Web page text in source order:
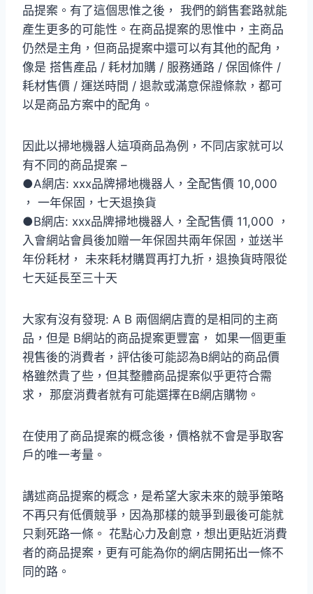
品提案。有了這個思惟之後， 我們的銷售套路就能
產生更多的可能性。在商品提案的思惟中，主商品
仍然是主角，但商品提案中還可以有其他的配角，
像是 搭售產品 / 耗材加購 / 服務通路 / 保固條件 /
耗材售價 / 運送時間 / 退款或滿意保證條款，都可
以是商品方案中的配角。
因此以掃地機器人這項商品為例，不同店家就可以
有不同的商品提案 –
●A網店: xxx品牌掃地機器人，全配售價 10,000
， 一年保固，七天退換貨
●B網店: xxx品牌掃地機器人，全配售價 11,000 ，
入會網站會員後加贈一年保固共兩年保固，並送半
年份耗材， 未來耗材購買再打九折，退換貨時限從
七天延長至三十天
大家有沒有發現: A B 兩個網店賣的是相同的主商
品，但是 B網站的商品提案更豐富， 如果一個更重
視售後的消費者，評估後可能認為B網站的商品價
格雖然貴了些，但其整體商品提案似乎更符合需
求， 那麼消費者就有可能選擇在B網店購物。
在使用了商品提案的概念後，價格就不會是爭取客
戶的唯一考量。
講述商品提案的概念，是希望大家未來的競爭策略
不再只有低價競爭，因為那樣的競爭到最後可能就
只剩死路一條。 花點心力及創意，想出更貼近消費
者的商品提案，更有可能為你的網店開拓出一條不
同的路。